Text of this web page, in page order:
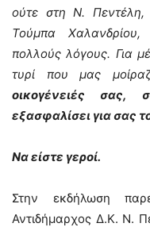
ούτε στη Ν. Πεντέλη,
Τούμπα
πολλούς λόγους. Για
τυρί που μας
οικογένειές
εξασφαλίσει για σας
Να είστε γεροί.
Στην εκδήλωση
Αντιδήμαρχος Δ.Κ. Ν.